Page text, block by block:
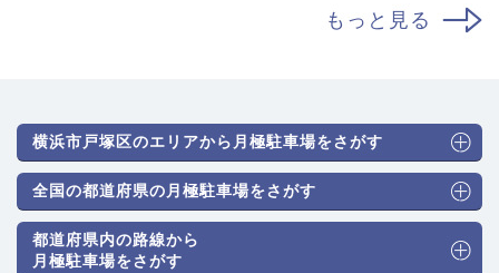
もっと見る
横浜市戸塚区のエリアから月極駐車場をさがす
全国の都道府県の月極駐車場をさがす
都道府県内の路線から
月極駐車場をさがす